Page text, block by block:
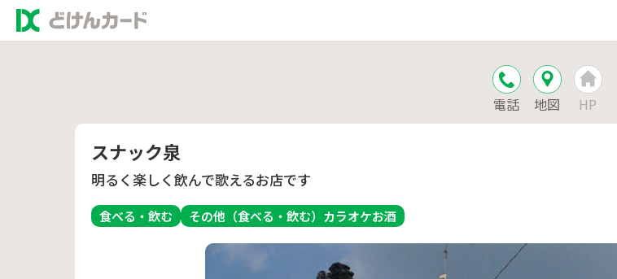
電話 地図 HP
スナック泉
明るく楽しく飲んで歌えるお店です
食べる・飲む その他（食べる・飲む） カラオケお酒